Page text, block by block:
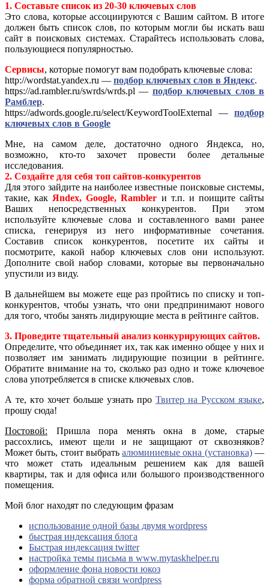
1. Составьте список из 20-30 ключевых слов
Это слова, которые ассоциируются с Вашим сайтом. В итоге
должен быть список слов, по которым могли бы искать ваш
сайт в поисковых системах. Старайтесь использовать слова,
пользующиеся популярностью.
Сервисы, которые помогут вам подобрать ключевые слова:
http://wordstat.yandex.ru — подбор ключевых слов в Яндекс.
https://ad.rambler.ru/swrds/wrds.pl — подбор ключевых слов в
Рамблер.
https://adwords.google.ru/select/KeywordToolExternal — подбор
ключевых слов в Google
Мне, на самом деле, достаточно одного Яндекса, но,
возможно, кто-то захочет провести более детальные
исследования.
2. Создайте для себя топ сайтов-конкурентов
Для этого зайдите на наиболее известные поисковые системы,
такие, какЯndex, Google, Rambler и т.п. и поищите сайты
Ваших непосредственных конкурентов. При этом
используйте ключевые слова и составленного вами ранее
списка, генерируя из него информативные сочетания.
Составив список конкурентов, посетите их сайты и
посмотрите, какой набор ключевых слов они используют.
Дополните свой набор словами, которые вы первоначально
упустили из виду.
В дальнейшем вы можете еще раз пройтись по списку и топ-
конкурентов, чтобы узнать, что они предпринимают нового
для того, чтобы занять лидирующие места в рейтинге сайтов.
3. Проведите тщательный анализ конкурирующих сайтов.
Определите, что объединяет их, так как именно общее у них и
позволяет им занимать лидирующие позиции в рейтинге.
Обратите внимание на то, сколько раз одно и тоже ключевое
слова употребляется в списке ключевых слов.
А те, кто хочет больше узнать про Твитер на Русском языке,
прошу сюда!
Постовой: Пришла пора менять окна в доме, старые
рассохлись, имеют щели и не защищают от сквозняков?
Может быть, стоит выбратьалюминиевые окна (установка)—
что может стать идеальным решением как для вашей
квартиры, так и для офиса или большого производственного
помещения.
Мой блог находят по следующим фразам
использование одной базы двумя wordpress
быстрая индексация блога
Быстрая индексация twitter
настройка темы письма в www.mytaskhelper.ru
оформление фона новости юкоз
форма обратной связи wordpress